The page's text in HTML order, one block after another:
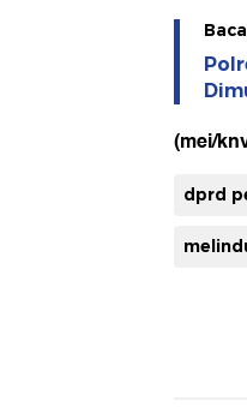
(mei/
dprd